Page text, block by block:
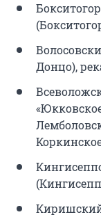
Донцо),
Киришский